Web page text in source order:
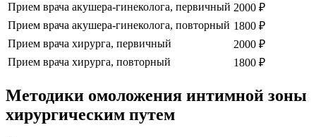
Прием врача акушера-гинеколога, первичный 2000 ₽
Прием врача акушера-гинеколога, повторный 1800 ₽
Прием врача хирурга, первичный
2000 ₽
Прием врача хирурга, повторный
1800 ₽
Методики омоложения интимной зоны
хирургическим путем